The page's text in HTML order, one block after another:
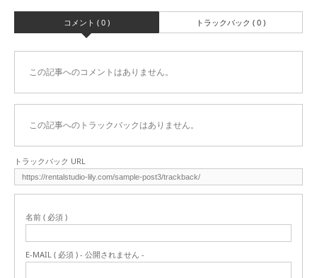
コメント ( 0 ) トラックバック ( 0 )
この記事へのコメントはありません。
この記事へのトラックバックはありません。
トラックバック URL
名前 ( 必須 )
E-MAIL ( 必須 ) - 公開されません -